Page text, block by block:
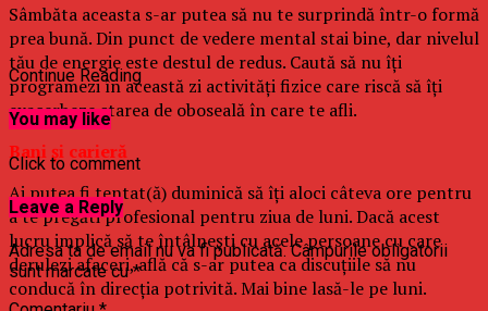
Sâmbăta aceasta s-ar putea să nu te surprindă într-o formă
prea bună. Din punct de vedere mental stai bine, dar nivelul
tău de energie este destul de redus. Caută să nu îţi
programezi în această zi activităţi fizice care riscă să îţi
exacerbeze starea de oboseală în care te afli.
Bani şi carieră
Ai putea fi tentat(ă) duminică să îţi aloci câteva ore pentru
a te pregăti profesional pentru ziua de luni. Dacă acest
lucru implică să te întâlneşti cu acele persoane cu care
derulezi afaceri, află că s-ar putea ca discuţiile să nu
conducă în direcţia potrivită. Mai bine lasă-le pe luni.
Continue Reading
You may like
Click to comment
Leave a Reply
Adresa ta de email nu va fi publicată. Câmpurile obligatorii
sunt marcate cu*